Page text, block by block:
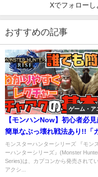
Xでフォローし
おすすめの記事
ゲーム・ア
【モンハンNow】初心者必見
簡単なぶっ壊れ戦法あり!!「
強武器チャージアックス」の
い方
モンスターハンターシリーズ 『モン
ーハンターシリーズ』(Monster
Series)は、カプコンから発売されて
アクシ...